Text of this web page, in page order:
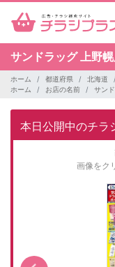
サンドラッグ 上野
ホーム 都道府県 北海道
ホーム
お店の名前 サン
本日公開中のチラ
画像をク